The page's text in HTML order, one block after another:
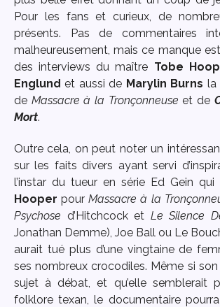
Pour les fans et curieux, de
présents. Pas de commentaires
malheureusement, mais ce manque
des interviews du maître Tobe
Englund et aussi de Marylin Burns la
de Massacre à la Tronçonneuse et de
Mort.
Outre cela, on peut noter un
sur les faits divers ayant servi
l’instar du tueur en série Ed Gein qui
Hooper pourMassacre à la
Psychose d’Hitchcock et Le Silence
Jonathan Demme), Joe Ball ou Le
aurait tué plus d’une vingtaine de
ses nombreux crocodiles. Même si
sujet à débat, et qu’elle semblerait
folklore texan, le documentaire